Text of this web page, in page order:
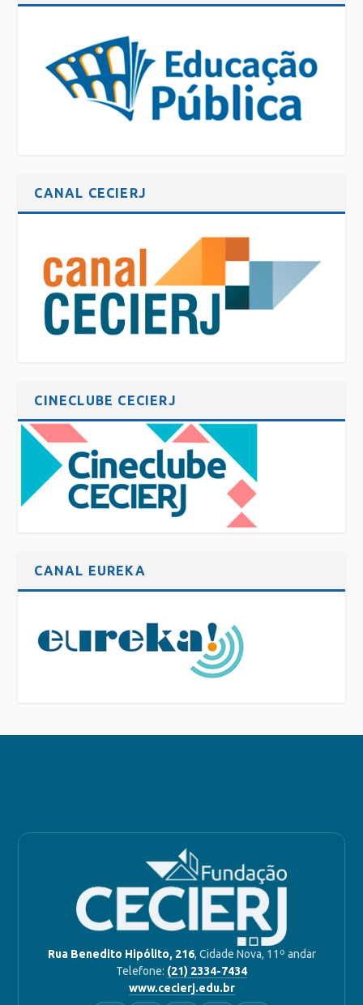
CANAL CECIERJ
CINECLUBE CECIERJ
CANAL EUREKA
Rua Benedito Hipólito, 216, Cidade Nova, 11º andar
Telefone: (21) 2334-7434
www.cecierj.edu.br